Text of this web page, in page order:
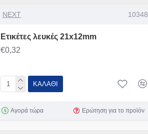
NEXT 10348
Ετικέτες λευκές 21x12mm
€0,32
ΚΑΛΆΘΙ
Αγορά τώρα Ερώτηση για το προϊόν